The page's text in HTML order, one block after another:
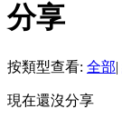
分享
按類型查看: 全部|
現在還沒分享